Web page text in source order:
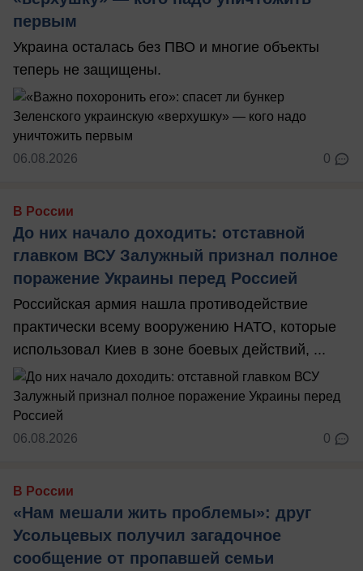
первым
Украина осталась без ПВО и многие объекты
теперь не защищены.
06.08.2026 0
В России
До них начало доходить: отставной
главком ВСУ Залужный признал полное
поражение Украины перед Россией
Российская армия нашла противодействие
практически всему вооружению НАТО, которые
использовал Киев в зоне боевых действий, ...
06.08.2026 0
В России
«Нам мешали жить проблемы»: друг
Усольцевых получил загадочное
сообщение от пропавшей семьи